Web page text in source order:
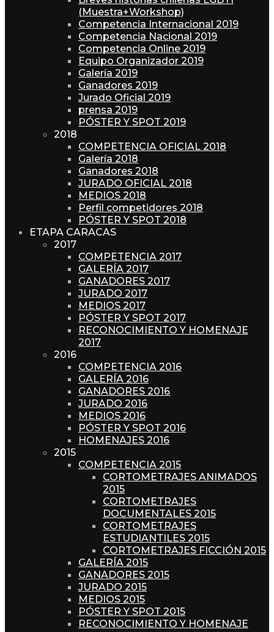
(Muestra+Workshop)
Competencia Internacional 2019
Competencia Nacional 2019
Competencia Online 2019
Equipo Organizador 2019
Galería 2019
Ganadores 2019
Jurado Oficial 2019
prensa 2019
PÓSTER Y SPOT 2019
2018
COMPETENCIA OFICIAL 2018
Galería 2018
Ganadores 2018
JURADO OFICIAL 2018
MEDIOS 2018
Perfil competidores 2018
PÓSTER Y SPOT 2018
ETAPA CARACAS
2017
COMPETENCIA 2017
GALERÍA 2017
GANADORES 2017
JURADO 2017
MEDIOS 2017
PÓSTER Y SPOT 2017
RECONOCIMIENTO Y HOMENAJE
2017
2016
COMPETENCIA 2016
GALERÍA 2016
GANADORES 2016
JURADO 2016
MEDIOS 2016
PÓSTER Y SPOT 2016
HOMENAJES 2016
2015
COMPETENCIA 2015
CORTOMETRAJES ANIMADOS
2015
CORTOMETRAJES
DOCUMENTALES 2015
CORTOMETRAJES
ESTUDIANTILES 2015
CORTOMETRAJES FICCIÓN 2015
GALERÍA 2015
GANADORES 2015
JURADO 2015
MEDIOS 2015
PÓSTER Y SPOT 2015
RECONOCIMIENTO Y HOMENAJE